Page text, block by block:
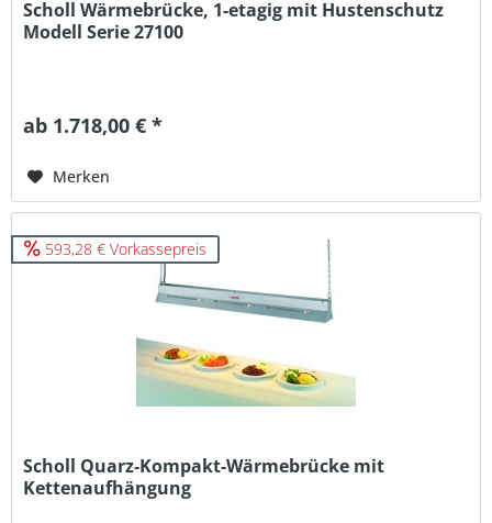
Scholl Wärmebrücke, 1-etagig mit Hustenschutz
Modell Serie 27100
ab 1.718,00 € *
Merken
593,28 € Vorkassepreis
Scholl Quarz-Kompakt-Wärmebrücke mit
Kettenaufhängung